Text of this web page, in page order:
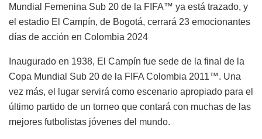
Mundial Femenina Sub 20 de la FIFA™ ya está trazado, y
el estadio El Campín, de Bogotá, cerrará 23 emocionantes
días de acción en Colombia 2024
Inaugurado en 1938, El Campín fue sede de la final de la
Copa Mundial Sub 20 de la FIFA Colombia 2011™. Una
vez más, el lugar servirá como escenario apropiado para el
último partido de un torneo que contará con muchas de las
mejores futbolistas jóvenes del mundo.